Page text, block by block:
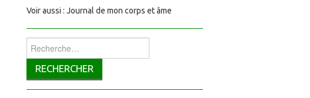
Voir aussi : Journal de mon corps et âme
Rechercher :